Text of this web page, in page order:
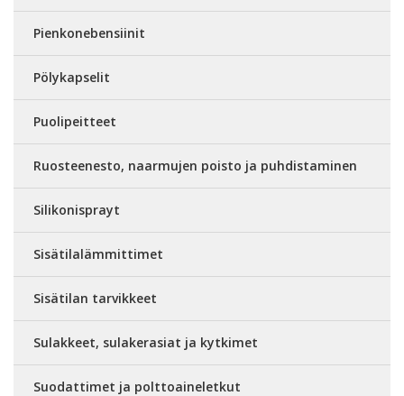
Pienkonebensiinit
Pölykapselit
Puolipeitteet
Ruosteenesto, naarmujen poisto ja puhdistaminen
Silikonisprayt
Sisätilalämmittimet
Sisätilan tarvikkeet
Sulakkeet, sulakerasiat ja kytkimet
Suodattimet ja polttoaineletkut